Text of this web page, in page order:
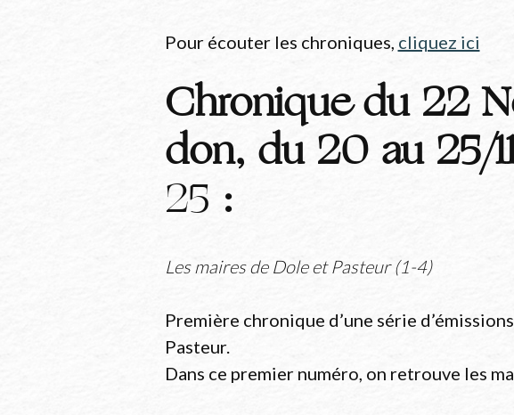
Pour écouter les chroniques, cliquez ici
Chronique du 22
don, du 20 au 25/
25 :
Les maires de Dole et Pasteur (1-4)
Première chronique d’une série
Pasteur.
Dans ce premier numéro, on retrouve les